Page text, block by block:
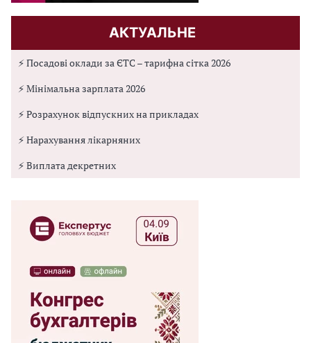
АКТУАЛЬНЕ
⚡ Посадові оклади за ЄТС – тарифна сітка 2026
⚡ Мінімальна зарплата 2026
⚡ Розрахунок відпускних на прикладах
⚡ Нарахування лікарняних
⚡ Виплата декретних